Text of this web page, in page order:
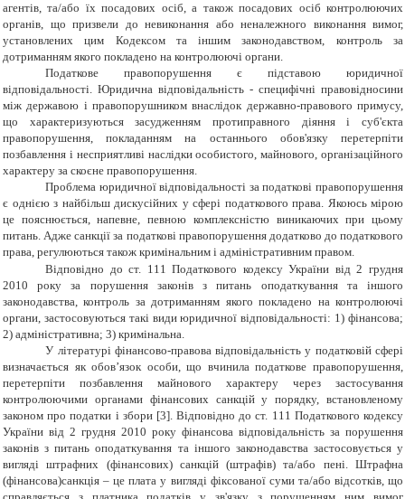
агентів, та/або їх посадових осіб, а також посадових осіб контролюючих
органів, що призвели до невиконання або неналежного виконання вимог,
установлених цим Кодексом та іншим законодавством, контроль за
дотриманням якого покладено на контролюючі органи.
Податкове правопорушення є підставою юридичної
відповідальності. Юридична відповідальність - специфічні правовідносини
між державою і правопорушником внаслідок державно-правового примусу,
що характеризуються засудженням протиправного діяння і суб'єкта
правопорушення, покладанням на останнього обов'язку перетерпіти
позбавлення і несприятливі наслідки особистого, майнового, організаційного
характеру за скоєне правопорушення.
Проблема юридичної відповідальності за податкові правопорушення
є однією з найбільш дискусійних у сфері податкового права. Якоюсь мірою
це пояснюється, напевне, певною комплексністю виникаючих при цьому
питань. Адже санкції за податкові правопорушення додатково до податкового
права, регулюються також кримінальним і адміністративним правом.
Відповідно до ст. 111 Податкового кодексу України від 2 грудня
2010 року за порушення законів з питань оподаткування та іншого
законодавства, контроль за дотриманням якого покладено на контролюючі
органи, застосовуються такі види юридичної відповідальності: 1) фінансова;
2) адміністративна; 3) кримінальна.
У літературі фінансово-правова відповідальність у податковій сфері
визначається як обов’язок особи, що вчинила податкове правопорушення,
перетерпіти позбавлення майнового характеру через застосування
контролюючими органами фінансових санкцій у порядку, встановленому
законом про податки і збори [3]. Відповідно до ст. 111 Податкового кодексу
України від 2 грудня 2010 року фінансова відповідальність за порушення
законів з питань оподаткування та іншого законодавства застосовується у
вигляді штрафних (фінансових) санкцій (штрафів) та/або пені. Штрафна
(фінансова)санкція – це плата у вигляді фіксованої суми та/або відсотків, що